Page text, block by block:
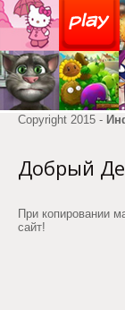
Copyright 2015 -
Добрый
При копировании
сайт!